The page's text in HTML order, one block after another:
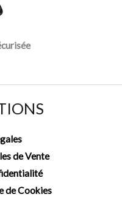
de Vente
de Cookies